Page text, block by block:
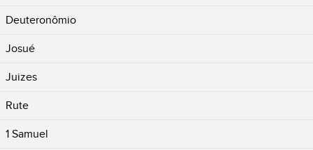
Deuteronômio
Josué
Juizes
Rute
1 Samuel